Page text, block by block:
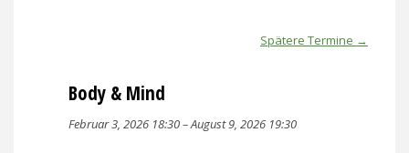
Spätere Termine →
Body & Mind
Februar 3, 2026 18:30–August 9, 2026 19:30